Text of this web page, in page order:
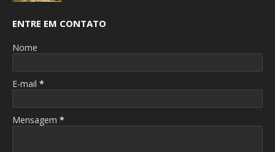
ENTRE EM CONTATO
Nome
E-mail *
Mensagem *